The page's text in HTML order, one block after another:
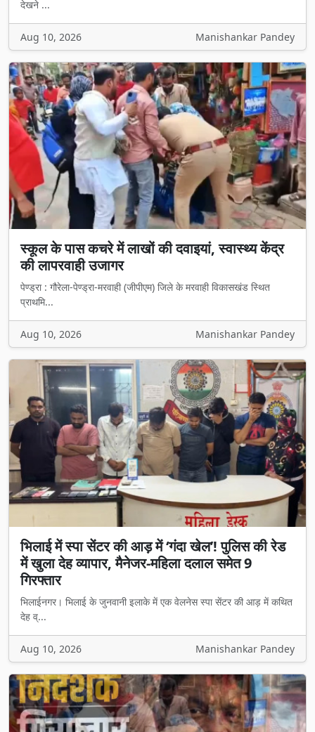
देखने ...
Aug 10, 2026 Manishankar Pandey
स्कूल के पास कचरे में लाखों की दवाइयां, स्वास्थ्य केंद्र
की लापरवाही उजागर
पेण्ड्रा : गौरेला-पेण्ड्रा-मरवाही (जीपीएम) जिले के मरवाही विकासखंड स्थित
प्राथमि...
Aug 10, 2026 Manishankar Pandey
भिलाई में स्पा सेंटर की आड़ में ‘गंदा खेल’! पुलिस की रेड
में खुला देह व्यापार, मैनेजर-महिला दलाल समेत 9
गिरफ्तार
भिलाईनगर। भिलाई के जुनवानी इलाके में एक वेलनेस स्पा सेंटर की आड़ में कथित
देह व्...
Aug 10, 2026 Manishankar Pandey